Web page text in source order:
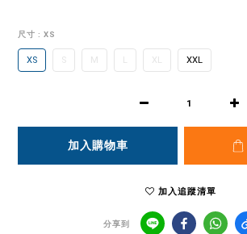
尺寸 : XS
XS S M XL XXL
加入購物車
加入追蹤清單
分享到